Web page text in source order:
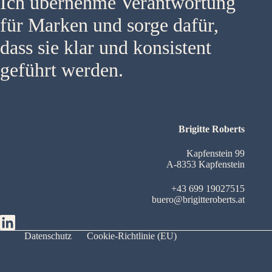
für Marken und sorge dafür,
dass sie klar und konsistent
geführt werden.
Brigitte Roberts
Kapfenstein 99
A-8353 Kapfenstein
+43 699 19027515
buero@brigitteroberts.at
Datenschutz Cookie-Richtlinie (EU)